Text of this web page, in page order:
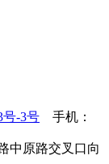
号-3号 手机：
中原路交叉口向